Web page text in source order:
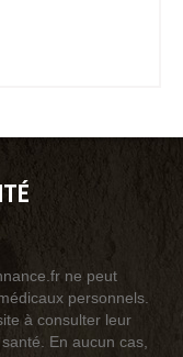
ne peut
personnels.
à consulter leur
En aucun cas,